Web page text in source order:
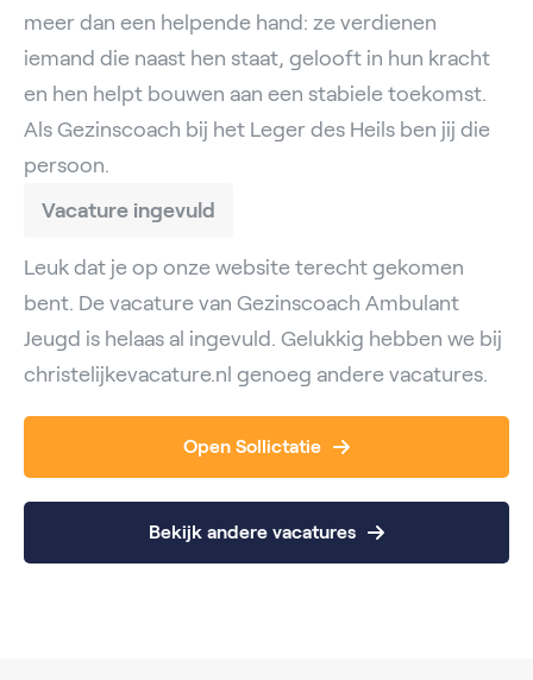
meer dan een helpende hand: ze verdienen
iemand die naast hen staat, gelooft in hun kracht
en hen helpt bouwen aan een stabiele toekomst.
Als Gezinscoach bij het Leger des Heils ben jij die
persoon.
Vacature ingevuld
Leuk dat je op onze website terecht gekomen
bent. De vacature van Gezinscoach Ambulant
Jeugd is helaas al ingevuld. Gelukkig hebben we bij
christelijkevacature.nl genoeg andere vacatures.
Open Sollictatie
Bekijk andere vacatures